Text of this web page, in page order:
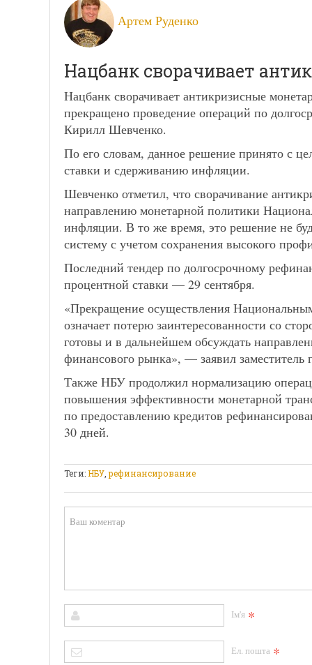
Артем Руденко
Нацбанк сворачивает
Нацбанк сворачивает антикризисные
прекращено проведение операций по
Кирилл Шевченко.
По его словам, данное решение принято с
ставки и сдерживанию инфляции.
Шевченко отметил, что сворачивание
направлению монетарной политики
инфляции. В то же время, это решение не
систему с учетом сохранения высокого
Последний тендер по долгосрочному
процентной ставки — 29 сентября.
«Прекращение осуществления
означает потерю заинтересованности со
готовы и в дальнейшем обсуждать
финансового рынка», — заявил
Также НБУ продолжил нормализацию
повышения эффективности монетарной
по предоставлению кредитов
30 дней.
Теги:НБУ ,рефинансирование
Ім'я *
Ел. пошта *